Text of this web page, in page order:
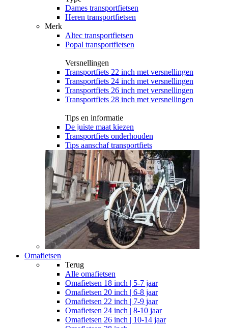
Dames transportfietsen
Heren transportfietsen
Merk
Altec transportfietsen
Popal transportfietsen
Versnellingen
Transportfiets 22 inch met versnellingen
Transportfiets 24 inch met versnellingen
Transportfiets 26 inch met versnellingen
Transportfiets 28 inch met versnellingen
Tips en informatie
De juiste maat kiezen
Transportfiets onderhouden
Tips aanschaf transportfiets
Omafietsen
Terug
Alle omafietsen
Omafietsen 18 inch | 5-7 jaar
Omafietsen 20 inch | 6-8 jaar
Omafietsen 22 inch | 7-9 jaar
Omafietsen 24 inch | 8-10 jaar
Omafietsen 26 inch | 10-14 jaar